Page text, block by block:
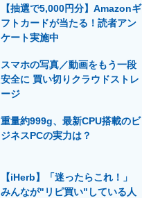
マーケ×ITの今がよく分かる
建設×テクノロジーの最前線
【抽選で5,000円分】Amazonギ
フトカードが当たる！読者アン
ケート実施中
スマホの写真／動画をもう一段
安全に 買い切りクラウドストレ
ージ
重量約999g、最新CPU搭載のビ
ジネスPCの実力は？
【iHerb】「迷ったらこれ！」
みんなが"リピ買い"している人